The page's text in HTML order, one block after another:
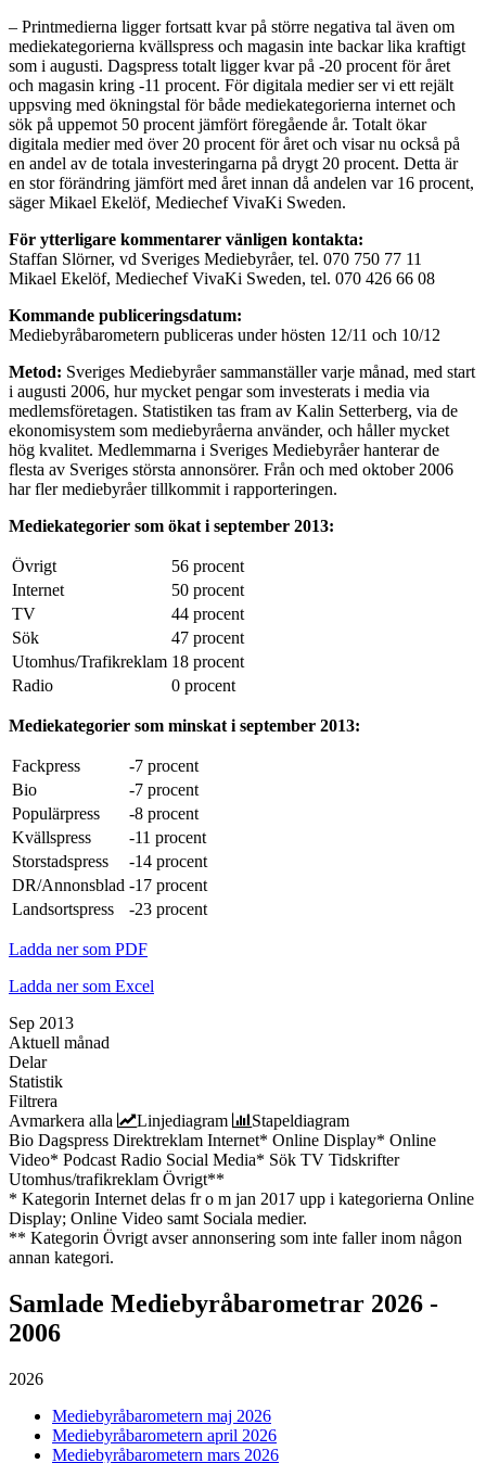
– Printmedierna ligger fortsatt kvar på större negativa tal även om
mediekategorierna kvällspress och magasin inte backar lika kraftigt
som i augusti. Dagspress totalt ligger kvar på -20 procent för året
och magasin kring -11 procent. För digitala medier ser vi ett rejält
uppsving med ökningstal för både mediekategorierna internet och
sök på uppemot 50 procent jämfört föregående år. Totalt ökar
digitala medier med över 20 procent för året och visar nu också på
en andel av de totala investeringarna på drygt 20 procent. Detta är
en stor förändring jämfört med året innan då andelen var 16 procent,
säger Mikael Ekelöf, Mediechef VivaKi Sweden.
För ytterligare kommentarer vänligen kontakta:
Staffan Slörner, vd Sveriges Mediebyråer, tel. 070 750 77 11
Mikael Ekelöf, Mediechef VivaKi Sweden, tel. 070 426 66 08
Kommande publiceringsdatum:
Mediebyråbarometern publiceras under hösten 12/11 och 10/12
Metod: Sveriges Mediebyråer sammanställer varje månad, med start
i augusti 2006, hur mycket pengar som investerats i media via
medlemsföretagen. Statistiken tas fram av Kalin Setterberg, via de
ekonomisystem som mediebyråerna använder, och håller mycket
hög kvalitet. Medlemmarna i Sveriges Mediebyråer hanterar de
flesta av Sveriges största annonsörer. Från och med oktober 2006
har fler mediebyråer tillkommit i rapporteringen.
Mediekategorier som ökat i september 2013:
Övrigt
56 procent
Internet
50 procent
TV
44 procent
Sök
47 procent
Utomhus/Trafikreklam 18 procent
Radio
0 procent
Mediekategorier som minskat i september 2013:
Fackpress
-7 procent
Bio
-7 procent
Populärpress
-8 procent
Kvällspress
-11 procent
Storstadspress
-14 procent
DR/Annonsblad -17 procent
Landsortspress
-23 procent
Ladda ner som PDF
Ladda ner som Excel
Sep 2013
Aktuell månad
Delar
Statistik
Filtrera
Avmarkera alla
Linjediagram
Stapeldiagram
Bio Dagspress Direktreklam Internet* Online Display* Online
Video* Podcast Radio Social Media* Sök TV Tidskrifter
Utomhus/trafikreklam Övrigt**
* Kategorin Internet delas fr o m jan 2017 upp i kategorierna Online
Display; Online Video samt Sociala medier.
** Kategorin Övrigt avser annonsering som inte faller inom någon
annan kategori.
Samlade Mediebyråbarometrar 2026 -
2006
2026
Mediebyråbarometern maj 2026
Mediebyråbarometern april 2026
Mediebyråbarometern mars 2026